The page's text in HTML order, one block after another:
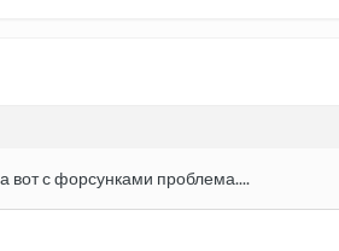
вот с форсунками проблема....